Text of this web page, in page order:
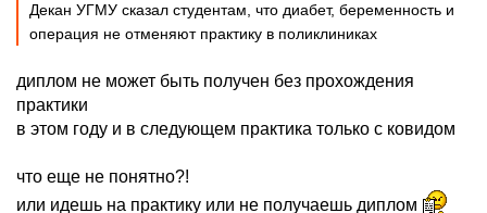
Декан УГМУ сказал студентам, что диабет, беременность и
операция не отменяют практику в поликлиниках
диплом не может быть получен без прохождения
практики
в этом году и в следующем практика только с ковидом
что еще не понятно?!
или идешь на практику или не получаешь диплом